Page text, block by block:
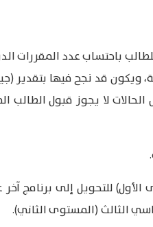
باحتساب عدد المقررات
قد نجح فيها بتقدير
وفي كل الحالات لا يجوز قبول
للتحويل إلى برنامج
الثالث (المستوى الثاني).